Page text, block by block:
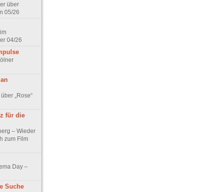
über
05/26
04/26
„Rose“
für die
– Wieder
zum Film
Day –
Suche